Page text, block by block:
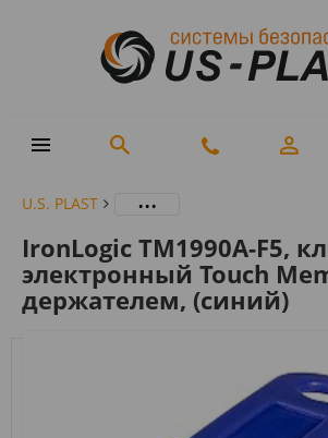
U.S. PLAST ...
IronLogic TM1990A-F5,
электронный Touch
держателем, (синий)